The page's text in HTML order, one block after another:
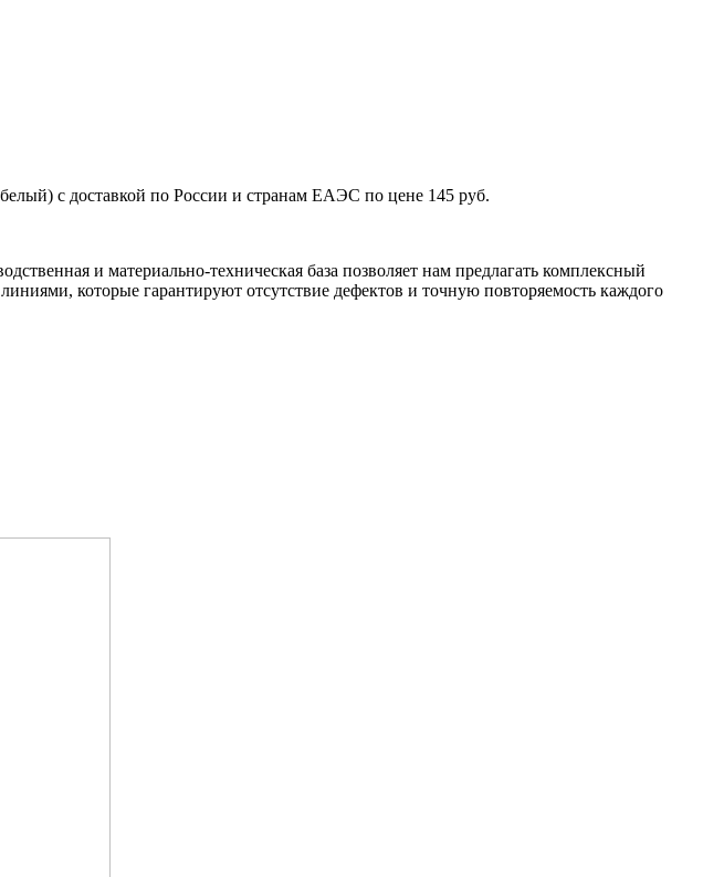
с доставкой по России и странам ЕАЭС по цене 145 руб.
и материально-техническая база позволяет нам предлагать комплексный
которые гарантируют отсутствие дефектов и точную повторяемость каждого